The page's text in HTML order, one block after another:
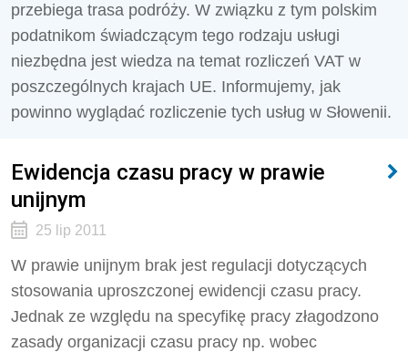
przebiega trasa podróży. W związku z tym polskim
podatnikom świadczącym tego rodzaju usługi
niezbędna jest wiedza na temat rozliczeń VAT w
poszczególnych krajach UE. Informujemy, jak
powinno wyglądać rozliczenie tych usług w Słowenii.
Ewidencja czasu pracy w prawie
unijnym
25 lip 2011
W prawie unijnym brak jest regulacji dotyczących
stosowania uproszczonej ewidencji czasu pracy.
Jednak ze względu na specyfikę pracy złagodzono
zasady organizacji czasu pracy np. wobec